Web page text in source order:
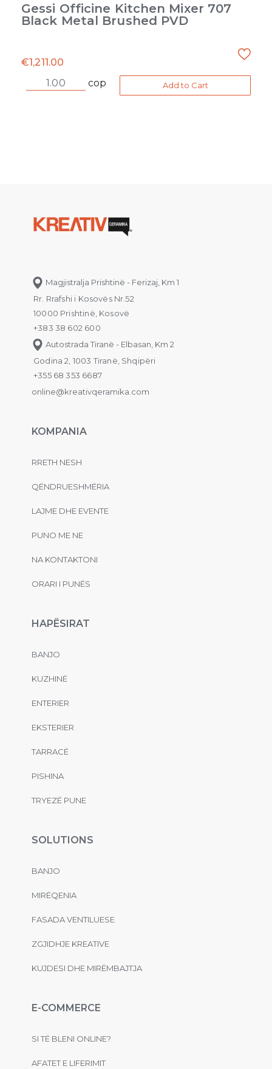
Gessi Officine Kitchen Mixer 707
Black Metal Brushed PVD
€1,211.00
cop
Add to Cart
Magjistralja Prishtinë - Ferizaj, Km 1
Rr. Rrafshi i Kosovës Nr.52
10000 Prishtinë, Kosovë
+383 38 602 600
Autostrada Tiranë - Elbasan, Km 2
Godina 2, 1003 Tiranë, Shqipëri
+355 68 353 6687
online@kreativqeramika.com
KOMPANIA
RRETH NESH
QËNDRUESHMËRIA
LAJME DHE EVENTE
PUNO ME NE
NA KONTAKTONI
ORARI I PUNËS
HAPËSIRAT
BANJO
KUZHINË
ENTERIER
EKSTERIER
TARRACË
PISHINA
TRYEZË PUNE
SOLUTIONS
BANJO
MIRËQENIA
FASADA VENTILUESE
ZGJIDHJE KREATIVE
KUJDESI DHE MIRËMBAJTJA
E-COMMERCE
SI TË BLENI ONLINE?
AFATET E LIFERIMIT